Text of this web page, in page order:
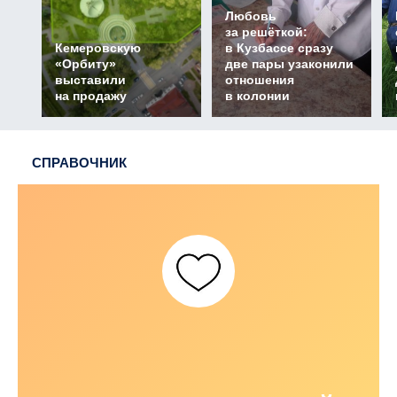
Кемеровскую
«Орбиту»
выставили
на продажу
Любовь
за решёткой:
в Кузбассе сразу
две пары узаконили
отношения
в колонии
СПРАВОЧНИК